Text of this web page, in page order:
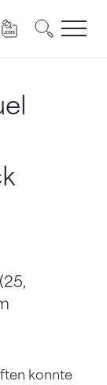
benötigt.
konnte